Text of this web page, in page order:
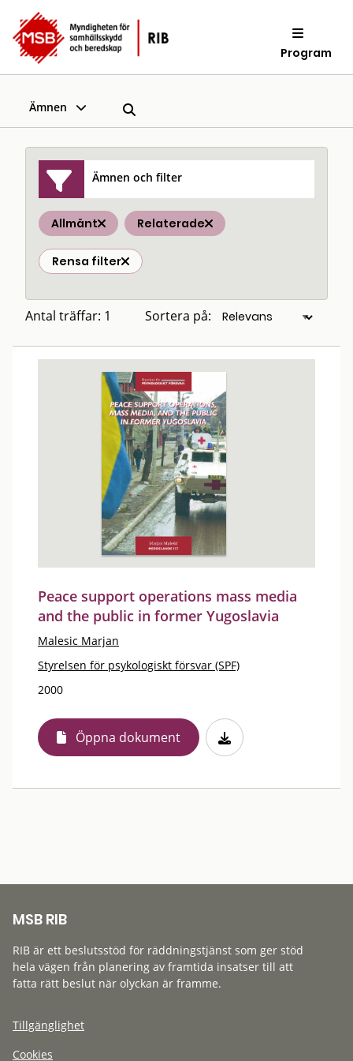
Program
Ämnen
Ämnen och filter
Allmänt Relaterade
Rensa filter
Antal träffar: 1 Sortera på:
Peace support operations mass media
and the public in former Yugoslavia
Malesic Marjan
Styrelsen för psykologiskt försvar (SPF)
2000
Öppna dokument
MSB RIB
RIB är ett beslutsstöd för räddningstjänst som ger stöd
hela vägen från planering av framtida insatser till att
fatta rätt beslut när olyckan är framme.
Tillgänglighet
Cookies